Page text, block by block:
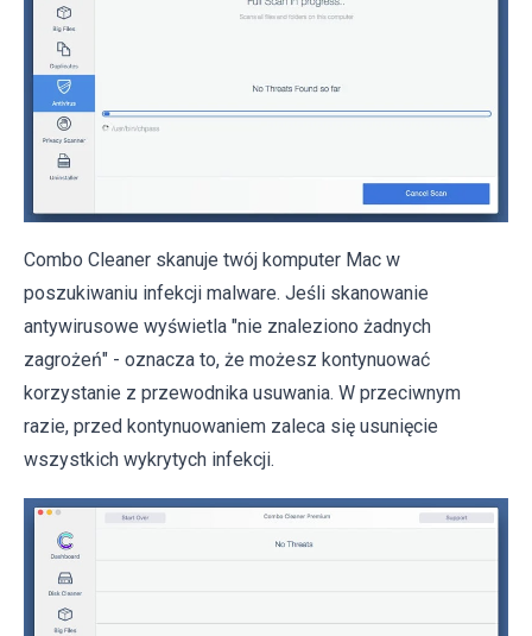
Combo Cleaner skanuje twój komputer Mac w
poszukiwaniu infekcji malware. Jeśli skanowanie
antywirusowe wyświetla "nie znaleziono żadnych
zagrożeń" - oznacza to, że możesz kontynuować
korzystanie z przewodnika usuwania. W przeciwnym
razie, przed kontynuowaniem zaleca się usunięcie
wszystkich wykrytych infekcji.